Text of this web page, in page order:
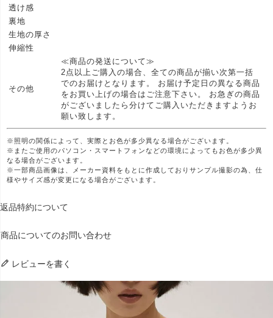
透け感
裏地
生地の厚さ
伸縮性
その他
≪商品の発送について≫
2点以上ご購入の場合、全ての商品が揃い次第一括
でのお届けとなります。 お届け予定日の異なる商品
をお買い上げの場合はご注意下さい。 お急ぎの商品
がございましたら分けてご購入いただきますようお
願い致します。
※照明の関係によって、実際とお色が多少異なる場合がございます。
※またご使用のパソコン・スマートフォンなどの環境によってもお色が多少異
なる場合がございます。
※一部商品画像は、メーカー資料をもとに作成しておりサンプル撮影の為、仕
様やサイズ感が変更になる場合がございます。
返品特約について
商品についてのお問い合わせ
レビューを書く